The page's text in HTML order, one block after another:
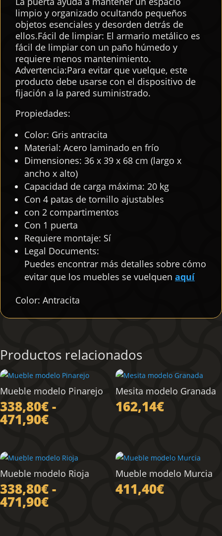
limpio y organizado ocultando pequeños
objetos esenciales y desorden detrás de
ellos.Fácil de limpiar: El armario metálico es
fácil de limpiar con un paño húmedo y
requiere menos mantenimiento.
Advertencia:Para evitar que vuelque, este
producto debe usarse con el dispositivo de
fijación a la pared suministrado.
Propiedades:
Color: Gris antracita
Material: Acero laminado en frío
Dimensiones: 36 x 39 x 68 cm (largo x
ancho x alto)
Capacidad de carga máxima: 20 kg
Con 4 patas de tornillo ajustables
con 2 compartimentos
Con 1 puerta
Requiere montaje: Sí
Legal Documents:
Puedes encontrar más detalles sobre cómo
evitar que los muebles se vuelquen aquí
Color: Antracita
Productos relacionados
Mueble modelo Pinarejo
338,80€-
471,90€Rango
desde
338,80€
hasta
471,90€
Mesita modelo Granada
162,14€
Mueble modelo Rioja
338,80€-
471,90€Rango
Mueble modelo Murcia
411,40€